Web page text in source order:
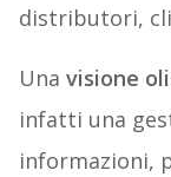
distributori,
Una visione
infatti una
informazioni,